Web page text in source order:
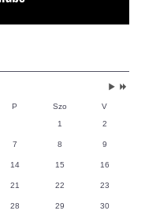
P Szo
V
1
2
7 8 9
14 15 16
21 22 23
28 29 30